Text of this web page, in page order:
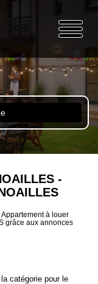
-
à louer
grâce aux annonces
catégorie pour le